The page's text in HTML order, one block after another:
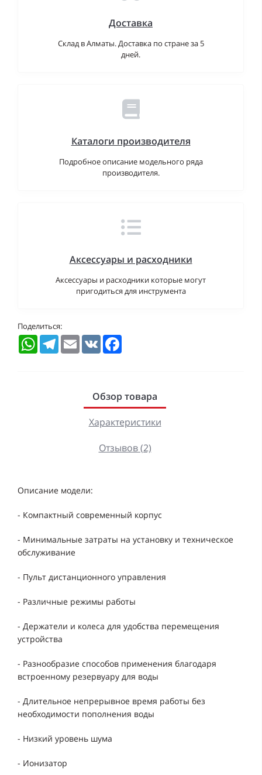
Доставка
Склад в Алматы. Доставка по стране за 5
дней.
Каталоги производителя
Подробное описание модельного ряда
производителя.
Аксессуары и расходники
Аксессуары и расходники которые могут
пригодиться для инструмента
Поделиться:
WhatsAppTelegramEmail VK
Обзор товара
Характеристики
Отзывов (2)
Описание модели:
- Компактный современный корпус
- Минимальные затраты на установку и техническое
обслуживание
- Пульт дистанционного управления
- Различные режимы работы
- Держатели и колеса для удобства перемещения
устройства
- Разнообразие способов применения благодаря
встроенному резервуару для воды
- Длительное непрерывное время работы без
необходимости пополнения воды
- Низкий уровень шума
- Ионизатор